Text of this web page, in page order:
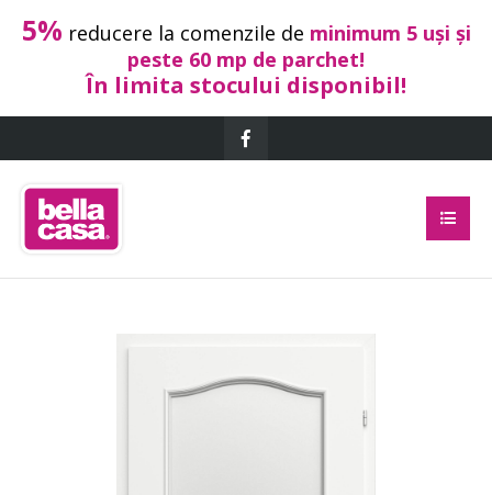
5% reducere la comenzile de minimum 5 uși și
peste 60 mp de parchet!
În limita stocului disponibil!